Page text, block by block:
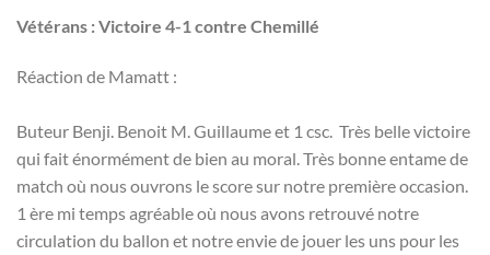
Vétérans : Victoire 4-1 contre Chemillé
Réaction de Mamatt :
Buteur Benji. Benoit M. Guillaume et 1 csc. Très belle victoire
qui fait énormément de bien au moral. Très bonne entame de
match où nous ouvrons le score sur notre première occasion.
1 ère mi temps agréable où nous avons retrouvé notre
circulation du ballon et notre envie de jouer les uns pour les